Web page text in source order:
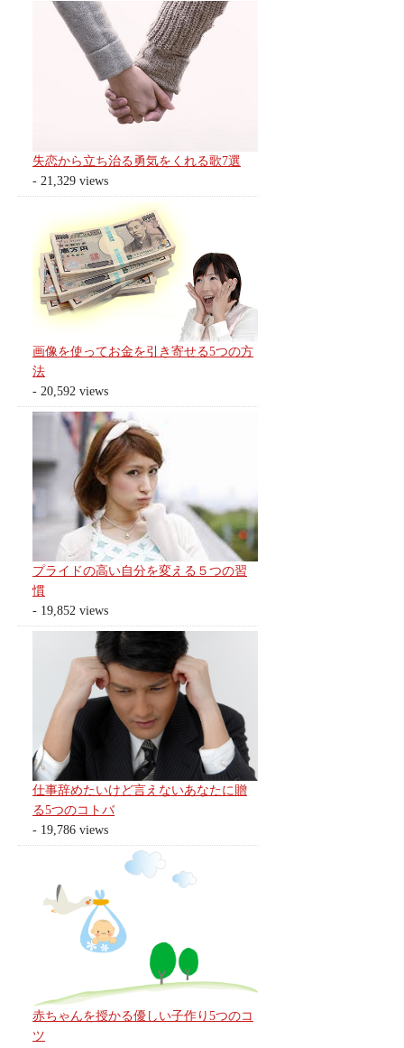
失恋から立ち治る勇気をくれる歌7選
- 21,329 views
画像を使ってお金を引き寄せる5つの方
法
- 20,592 views
プライドの高い自分を変える５つの習
慣
- 19,852 views
仕事辞めたいけど言えないあなたに贈
る5つのコトバ
- 19,786 views
赤ちゃんを授かる優しい子作り5つのコ
ツ